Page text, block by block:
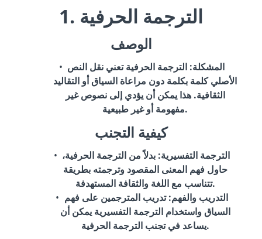
1. الترجمة الحرفية
الوصف
المشكلة: الترجمة الحرفية تعني نقل النص
الأصلي كلمة بكلمة دون مراعاة السياق أو التقاليد
الثقافية. هذا يمكن أن يؤدي إلى نصوص غير
مفهومة أو غير طبيعية.
كيفية التجنب
الترجمة التفسيرية: بدلاً من الترجمة الحرفية،
حاول فهم المعنى المقصود وترجمته بطريقة
تتناسب مع اللغة والثقافة المستهدفة.
التدريب والفهم: تدريب المترجمين على فهم
السياق واستخدام الترجمة التفسيرية يمكن أن
يساعد في تجنب الترجمة الحرفية.